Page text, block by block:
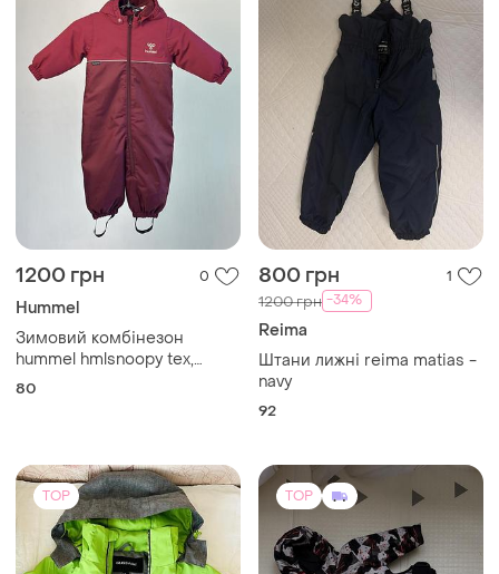
1200 грн 0
Hummel
Зимовий комбінезон
hummel hmlsnoopy tex,
розмір 80
80
800 грн 1
1200 грн -34%
Reima
Штани лижні reima matias -
navy
92
TOP TOP